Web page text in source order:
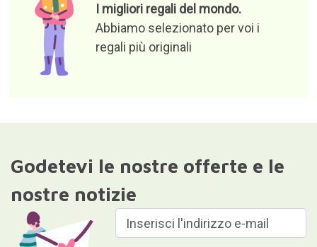
I migliori regali del mondo.
Abbiamo selezionato per voi i
regali più originali
Godetevi le nostre offerte e le
nostre notizie